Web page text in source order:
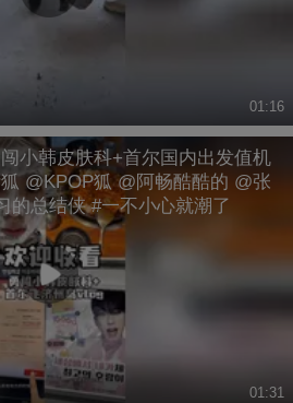
01:16
小韩皮肤科+首尔国内出发值机
@KPOP狐 @阿畅酷酷的 @张
的总结侠 #一不小心就潮了
01:31